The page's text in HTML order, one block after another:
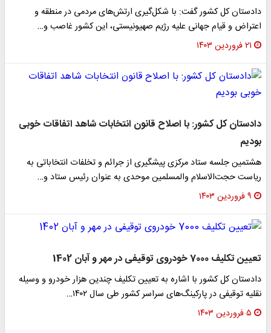
دادستان کل کشور گفت: با شکل‌گیری ارتش‌های مردمی در منطقه و
اعتراض و قیام جهانی علیه رژیم صهیونیستی، این کشور غاصب و…
۲۱ فروردین ۱۴۰۳
دادستان کل کشور: با اصلاح قانون انتخابات شاهد اتفاقات خوبی
بودیم
هشتمین جلسه ستاد مرکزی پیشگیری از جرائم و تخلفات انتخاباتی‌ به
ریاست حجت‌الاسلام والمسلمین موحدی به عنوان رئیس ستاد و…
۹ فروردین ۱۴۰۳
تعیین تکلیف 7000 خودروی توقیفی در مهر و آبان 1402
دادستان کل کشور با اشاره به تعیین تکلیف چندین هزار خودرو و وسیله
نقلیه توقیفی در پارکینگ‌‌های سراسر کشور طی سال ۱۴۰۲…
۵ فروردین ۱۴۰۳